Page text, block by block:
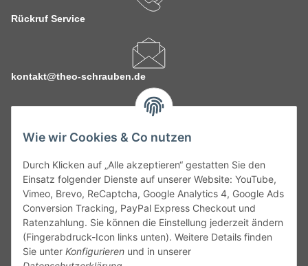
Wie wir Cookies & Co nutzen
Durch Klicken auf „Alle akzeptieren“ gestatten Sie den
Einsatz folgender Dienste auf unserer Website: YouTube,
Vimeo, Brevo, ReCaptcha, Google Analytics 4, Google Ads
Conversion Tracking, PayPal Express Checkout und
Ratenzahlung. Sie können die Einstellung jederzeit ändern
(Fingerabdruck-Icon links unten). Weitere Details finden
Sie unter Konfigurieren und in unserer
Rückruf Service
kontakt@theo-schrauben.de
Service
Gesetzliche Informationen
Alle technischen Angaben ohne Gewähr. Irrtümer und fehlerhafte
Angaben vorbehalten. Wenn Sie Datenblätter oder spezielle